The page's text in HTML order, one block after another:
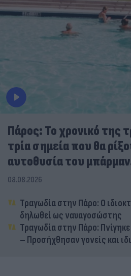
Πάρος: Το χρονικό της
τρία σημεία που θα
αυτοθυσία του
08.08.2026
Τραγωδία στην Πάρο: Ο
δηλωθεί ως ναυαγοσώστης
Τραγωδία στην Πάρο:
– Προσήχθησαν γονείς και